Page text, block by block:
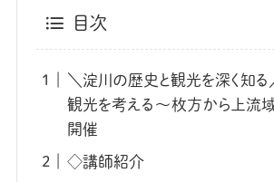
目次
＼淀川の歴史と観光を深く知る
観光を考える～枚方から上流
開催
◇講師紹介